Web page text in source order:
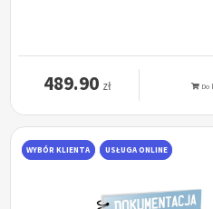
489.90 zł Do
WYBÓR KLIENTA USŁUGA ONLINE